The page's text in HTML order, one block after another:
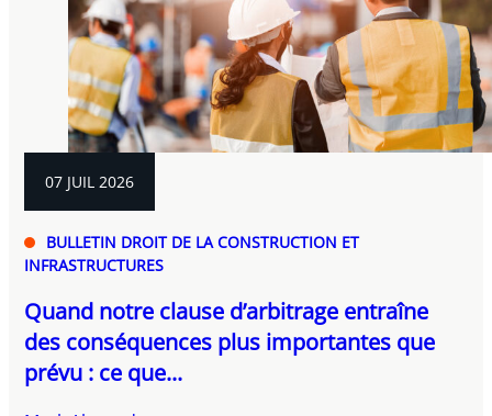
07 JUIL 2026
BULLETIN DROIT DE LA CONSTRUCTION ET
INFRASTRUCTURES
Quand notre clause d’arbitrage entraîne
des conséquences plus importantes que
prévu : ce que...